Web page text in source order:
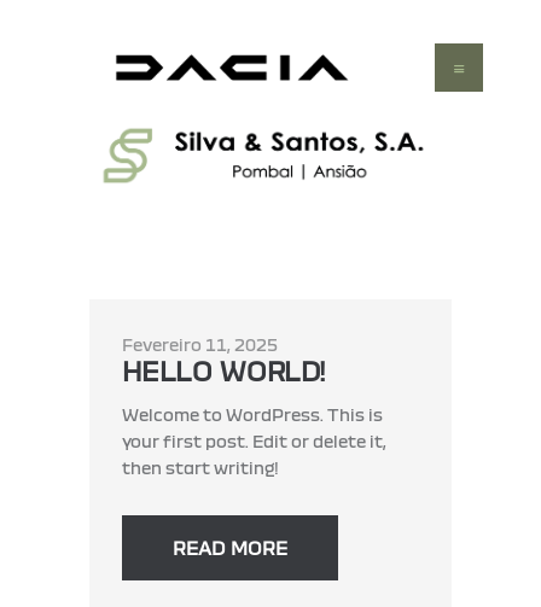
VEÍCULOS
OFERTAS
CONTACTOS
Fevereiro 11, 2025
HELLO WORLD!
Welcome to WordPress. This is
your first post. Edit or delete it,
then start writing!
READ MORE